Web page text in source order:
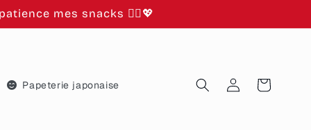
mes snacks 🙂‍↕️💖
Papeterie japonaise ConnexionPanier